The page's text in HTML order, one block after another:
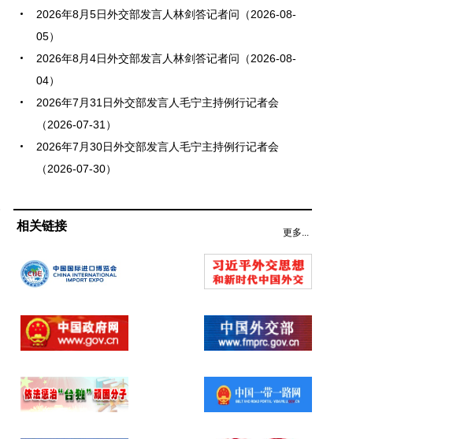
2026年8月5日外交部发言人林剑答记者问（2026-08-
05）
2026年8月4日外交部发言人林剑答记者问（2026-08-
04）
2026年7月31日外交部发言人毛宁主持例行记者会
（2026-07-31）
2026年7月30日外交部发言人毛宁主持例行记者会
（2026-07-30）
相关链接 更多...